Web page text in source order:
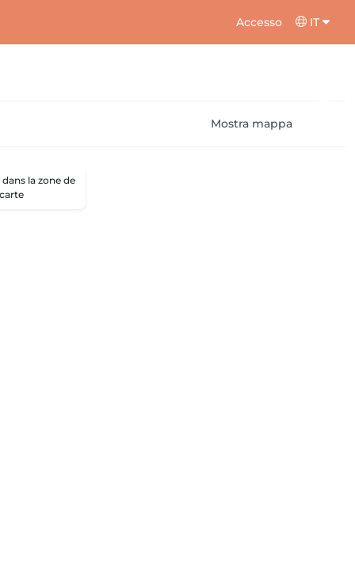
Accesso IT
Mostra mappa
la zone de